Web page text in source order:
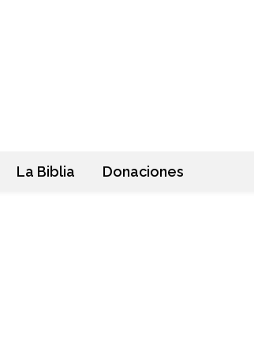
La Biblia Donaciones